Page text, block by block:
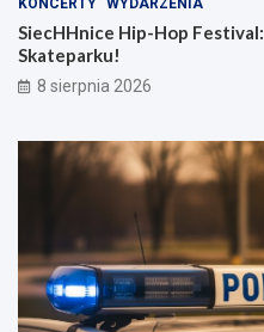
KONCERTY WYDARZENIA
SiecHHnice Hip-Hop
Skateparku!
8 sierpnia 2026